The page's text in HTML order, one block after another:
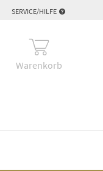
SERVICE/HILFE
Warenkorb